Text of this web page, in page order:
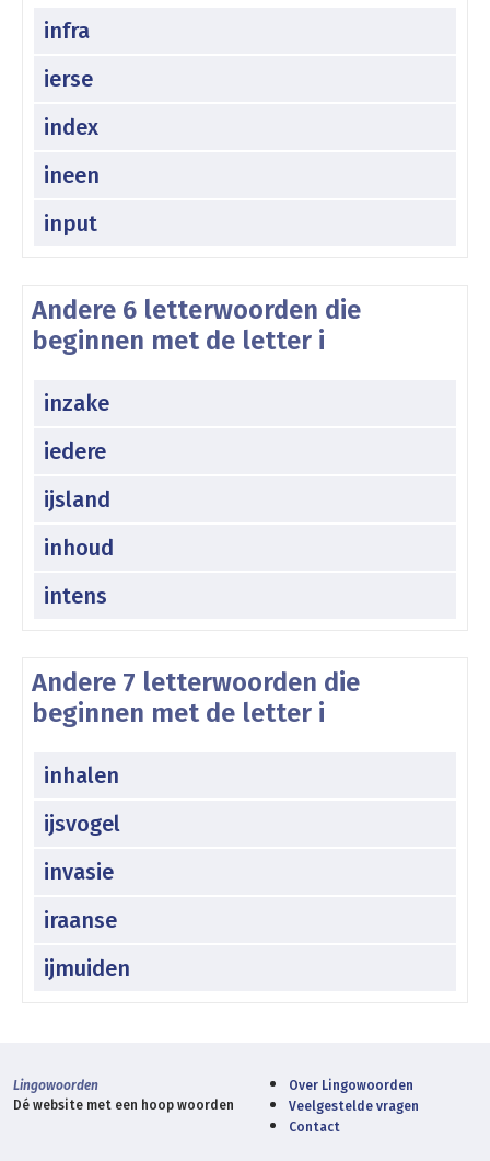
infra
ierse
index
ineen
input
Andere 6 letterwoorden die
beginnen met de letter i
inzake
iedere
ijsland
inhoud
intens
Andere 7 letterwoorden die
beginnen met de letter i
inhalen
ijsvogel
invasie
iraanse
ijmuiden
Lingowoorden
Dé website met een hoop woorden
Over Lingowoorden
Veelgestelde vragen
Contact